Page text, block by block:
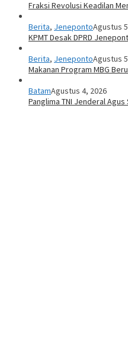
Fraksi Revolusi Keadilan
Berita, JenepontoAgustus
KPMT Desak DPRD
Berita, JenepontoAgustus
Makanan Program MBG
BatamAgustus 4, 2026
Panglima TNI Jenderal